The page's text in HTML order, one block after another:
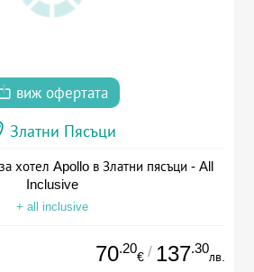
виж офертата
Златни Пясъци
хотел Apollo в Златни пясъци - All
Inclusive
+ all inclusive
70.20
€ / 137.30
лв.